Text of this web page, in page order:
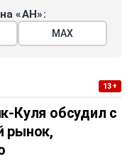
«АН»:
МАХ
13+
Куля обсудил с
рынок,